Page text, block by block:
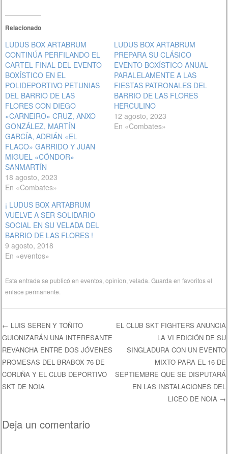
Relacionado
LUDUS BOX ARTABRUM
CONTINÚA PERFILANDO EL
CARTEL FINAL DEL EVENTO
BOXÍSTICO EN EL
POLIDEPORTIVO PETUNIAS
DEL BARRIO DE LAS
FLORES CON DIEGO
«CARNEIRO» CRUZ, ANXO
GONZÁLEZ, MARTÍN
GARCÍA, ADRIÁN «EL
FLACO» GARRIDO Y JUAN
MIGUEL «CÓNDOR»
SANMARTÍN
18 agosto, 2023
En «Combates»
LUDUS BOX ARTABRUM
PREPARA SU CLÁSICO
EVENTO BOXÍSTICO ANUAL
PARALELAMENTE A LAS
FIESTAS PATRONALES DEL
BARRIO DE LAS FLORES
HERCULINO
12 agosto, 2023
En «Combates»
¡ LUDUS BOX ARTABRUM
VUELVE A SER SOLIDARIO
SOCIAL EN SU VELADA DEL
BARRIO DE LAS FLORES !
9 agosto, 2018
En «eventos»
Esta entrada se publicó eneventos ,opinion ,velada . Guarda en favoritos el
enlace permanente
Navegación de entradas
← LUIS SEREN Y TOÑITO
GUIONIZARÁN UNA INTERESANTE
REVANCHA ENTRE DOS JÓVENES
PROMESAS DEL BRABOX 76 DE
CORUÑA Y EL CLUB DEPORTIVO
SKT DE NOIA
EL CLUB SKT FIGHTERS ANUNCIA
LA VI EDICIÓN DE SU
SINGLADURA CON UN EVENTO
MIXTO PARA EL 16 DE
SEPTIEMBRE QUE SE DISPUTARÁ
EN LAS INSTALACIONES DEL
LICEO DE NOIA →
Deja un comentario